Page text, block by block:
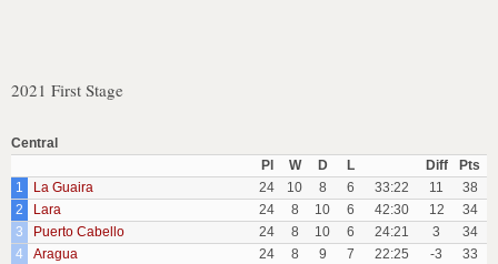
2021 First Stage
Central
Pl
W D L Diff
Pts
1
La Guaira 24 10 8 6 33:22 11
38
2
Lara 24 8 10 6 42:30 12
34
3
Puerto Cabello 24 8 10 6 24:21 3
34
4
Aragua 24 8 9 7 22:25 -3
33